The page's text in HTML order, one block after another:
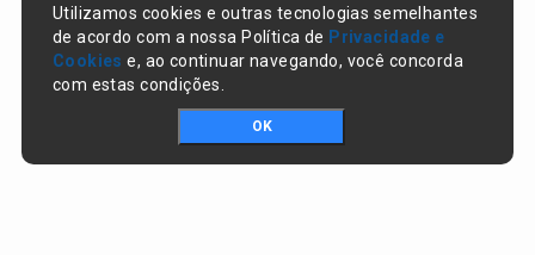
Utilizamos cookies e outras tecnologias semelhantes
de acordo com a nossa Política de Privacidade e
Cookies e, ao continuar navegando, você concorda
com estas condições.
OK